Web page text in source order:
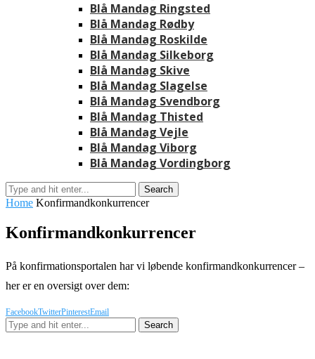
Blå Mandag Ringsted
Blå Mandag Rødby
Blå Mandag Roskilde
Blå Mandag Silkeborg
Blå Mandag Skive
Blå Mandag Slagelse
Blå Mandag Svendborg
Blå Mandag Thisted
Blå Mandag Vejle
Blå Mandag Viborg
Blå Mandag Vordingborg
Home Konfirmandkonkurrencer
Konfirmandkonkurrencer
På konfirmationsportalen har vi løbende konfirmandkonkurrencer –
her er en oversigt over dem:
FacebookTwitterPinterestEmail